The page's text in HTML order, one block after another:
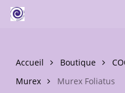
main
Accueil Boutique
Murex
Murex Foliatus